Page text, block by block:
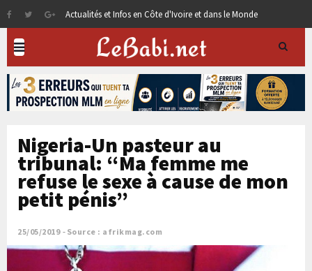
Actualités et Infos en Côte d'Ivoire et dans le Monde
Nigeria-Un pasteur au
tribunal: “Ma femme me
refuse le sexe à cause de mon
petit pénis”
25/05/2019 Source : afrikmag.com